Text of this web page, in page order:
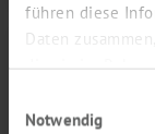
führen diese
Daten
die sie im
Notwendig